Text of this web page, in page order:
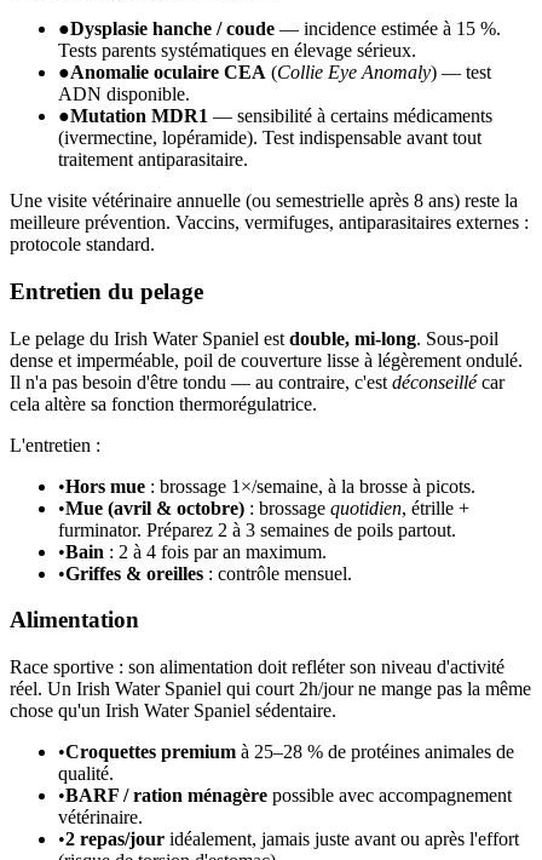
●Dysplasie hanche / coude — incidence estimée à 15 %.
Tests parents systématiques en élevage sérieux.
●Anomalie oculaire CEA (Collie Eye Anomaly) — test
ADN disponible.
●Mutation MDR1 — sensibilité à certains médicaments
(ivermectine, lopéramide). Test indispensable avant tout
traitement antiparasitaire.
Une visite vétérinaire annuelle (ou semestrielle après 8 ans) reste la
meilleure prévention. Vaccins, vermifuges, antiparasitaires externes :
protocole standard.
Entretien du pelage
Le pelage du Irish Water Spaniel est double, mi-long. Sous-poil
dense et imperméable, poil de couverture lisse à légèrement ondulé.
Il n'a pas besoin d'être tondu — au contraire, c'est déconseillécar
cela altère sa fonction thermorégulatrice.
L'entretien :
•Hors mue : brossage 1×/semaine, à la brosse à picots.
•Mue (avril & octobre) : brossage quotidien, étrille +
furminator. Préparez 2 à 3 semaines de poils partout.
•Bain : 2 à 4 fois par an maximum.
•Griffes & oreilles : contrôle mensuel.
Alimentation
Race sportive : son alimentation doit refléter son niveau d'activité
réel. Un Irish Water Spaniel qui court 2h/jour ne mange pas la même
chose qu'un Irish Water Spaniel sédentaire.
•Croquettes premium à 25–28 % de protéines animales de
qualité.
•BARF / ration ménagère possible avec accompagnement
vétérinaire.
•2 repas/jour idéalement, jamais juste avant ou après l'effort